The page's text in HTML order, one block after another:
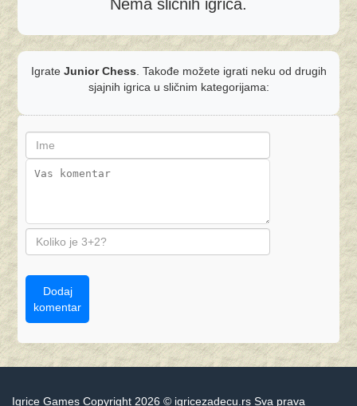
Nema sličnih igrica.
Igrate Junior Chess . Takođe možete igrati neku od drugih
sjajnih igrica u sličnim kategorijama:
Dodaj
komentar
Igrice Games Copyright 2026 © igricezadecu.rs Sva prava